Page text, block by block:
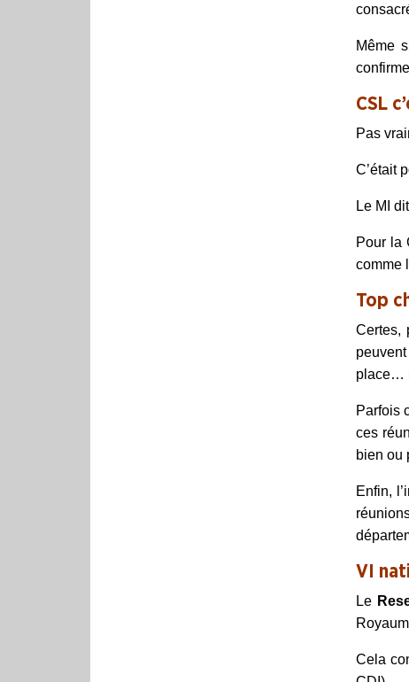
Même
CSL
Pas
C’était
Le MI
Pour la
comme
Top
Certes,
place…
Parfois
ces
bien ou
Enfin,
VI
Le
Cela